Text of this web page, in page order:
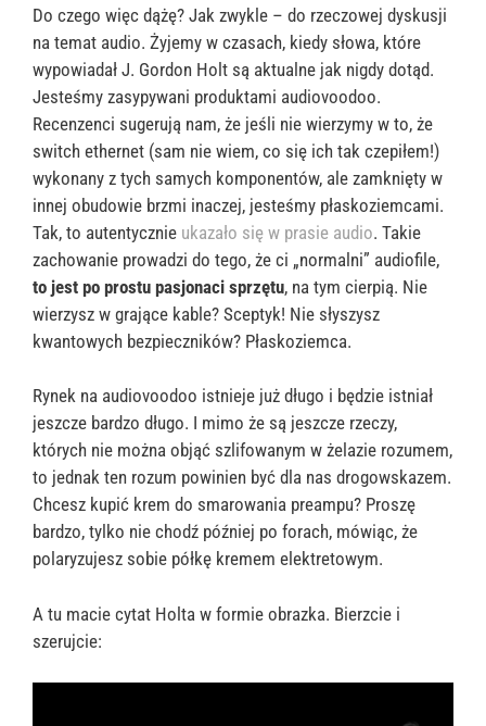
Do czego więc dążę? Jak zwykle – do rzeczowej dyskusji
na temat audio. Żyjemy w czasach, kiedy słowa, które
wypowiadał J. Gordon Holt są aktualne jak nigdy dotąd.
Jesteśmy zasypywani produktami audiovoodoo.
Recenzenci sugerują nam, że jeśli nie wierzymy w to, że
switch ethernet (sam nie wiem, co się ich tak czepiłem!)
wykonany z tych samych komponentów, ale zamknięty w
innej obudowie brzmi inaczej, jesteśmy płaskoziemcami.
Tak, to autentycznie ukazało się w prasie audio. Takie
zachowanie prowadzi do tego, że ci „normalni” audiofile,
to jest po prostu pasjonaci sprzętu, na tym cierpią. Nie
wierzysz w grające kable? Sceptyk! Nie słyszysz
kwantowych bezpieczników? Płaskoziemca.
Rynek na audiovoodoo istnieje już długo i będzie istniał
jeszcze bardzo długo. I mimo że są jeszcze rzeczy,
których nie można objąć szlifowanym w żelazie rozumem,
to jednak ten rozum powinien być dla nas drogowskazem.
Chcesz kupić krem do smarowania preampu? Proszę
bardzo, tylko nie chodź później po forach, mówiąc, że
polaryzujesz sobie półkę kremem elektretowym.
A tu macie cytat Holta w formie obrazka. Bierzcie i
szerujcie: